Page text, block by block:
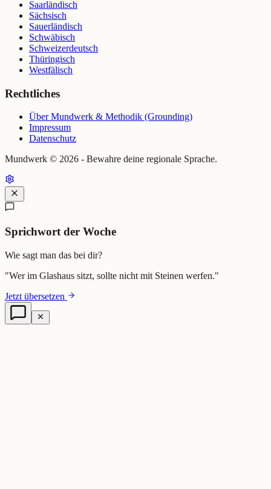
Saarländisch
Sächsisch
Sauerländisch
Schwäbisch
Schweizerdeutsch
Thüringisch
Westfälisch
Rechtliches
Über Mundwerk & Methodik (Grounding)
Impressum
Datenschutz
Mundwerk © 2026 - Bewahre deine regionale Sprache.
Sprichwort der Woche
Wie sagt man das bei dir?
"Wer im Glashaus sitzt, sollte nicht mit Steinen werfen."
Jetzt übersetzen